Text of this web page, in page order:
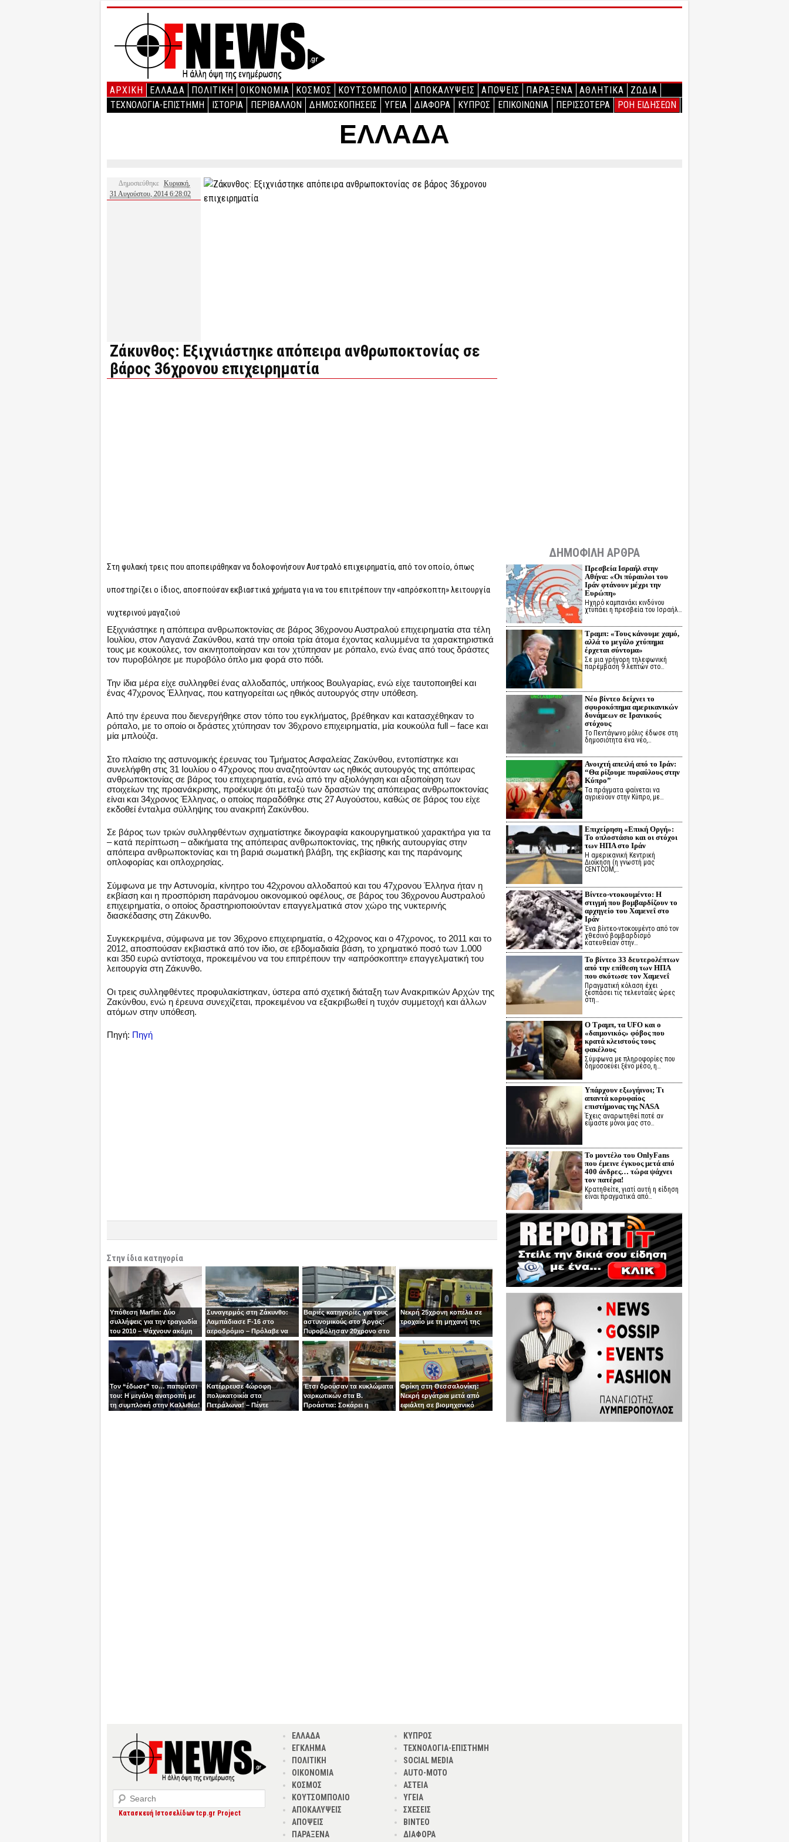
ΑΡΧΙΚΉ ΕΛΛΑΔΑ ΠΟΛΙΤΙΚΗ ΟΙΚΟΝΟΜΙΑ ΚΟΣΜΟΣ ΚΟΥΤΣΟΜΠΟΛΙΟ ΑΠΟΚΑΛΥΨΕΙΣ ΑΠΟΨΕΙΣ ΠΑΡΑΞΕΝΑ ΑΘΛΗΤΙΚΑ
ΖΩΔΙΑ
ΤΕΧΝΟΛΟΓΙΑ-ΕΠΙΣΤΗΜΗ
ΙΣΤΟΡΙΑ ΠΕΡΙΒΑΛΛΟΝ ΔΗΜΟΣΚΟΠΗΣΕΙΣ ΥΓΕΙΑ ΔΙΑΦΟΡΑ ΚΥΠΡΟΣ ΕΠΙΚΟΙΝΩΝΙΑ ΠΕΡΙΣΣΟΤΕΡΑ ΡΟΗ ΕΙΔΗΣΕΩΝ
ΕΛΛΑΔΑ
Δημοσιεύθηκε Κυριακή,
31 Αυγούστου, 2014 6:28:02
Ζάκυνθος: Εξιχνιάστηκε απόπειρα ανθρωποκτονίας σε
βάρος 36χρονου επιχειρηματία
Στη φυλακή τρεις που αποπειράθηκαν να δολοφονήσουν Αυστραλό επιχειρηματία, από τον οποίο, όπως
υποστηρίζει ο ίδιος, αποσπούσαν εκβιαστικά χρήματα για να του επιτρέπουν την «απρόσκοπτη» λειτουργία
νυχτερινού μαγαζιού
Εξιχνιάστηκε η απόπειρα ανθρωποκτονίας σε βάρος 36χρονου Αυστραλού επιχειρηματία στα τέλη
Ιουλίου, στον Λαγανά Ζακύνθου, κατά την οποία τρία άτομα έχοντας καλυμμένα τα χαρακτηριστικά
τους με κουκούλες, τον ακινητοποίησαν και τον χτύπησαν με ρόπαλο, ενώ ένας από τους δράστες
τον πυροβόλησε με πυροβόλο όπλο μια φορά στο πόδι.
Την ίδια μέρα είχε συλληφθεί ένας αλλοδαπός, υπήκοος Βουλγαρίας, ενώ είχε ταυτοποιηθεί και
ένας 47χρονος Έλληνας, που κατηγορείται ως ηθικός αυτουργός στην υπόθεση.
Από την έρευνα που διενεργήθηκε στον τόπο του εγκλήματος, βρέθηκαν και κατασχέθηκαν το
ρόπαλο, με το οποίο οι δράστες χτύπησαν τον 36χρονο επιχειρηματία, μία κουκούλα full – face και
μία μπλούζα.
Στο πλαίσιο της αστυνομικής έρευνας του Τμήματος Ασφαλείας Ζακύνθου, εντοπίστηκε και
συνελήφθη στις 31 Ιουλίου ο 47χρονος που αναζητούνταν ως ηθικός αυτουργός της απόπειρας
ανθρωποκτονίας σε βάρος του επιχειρηματία, ενώ από την αξιολόγηση και αξιοποίηση των
στοιχείων της προανάκρισης, προέκυψε ότι μεταξύ των δραστών της απόπειρας ανθρωποκτονίας
είναι και 34χρονος Έλληνας, ο οποίος παραδόθηκε στις 27 Αυγούστου, καθώς σε βάρος του είχε
εκδοθεί ένταλμα σύλληψης του ανακριτή Ζακύνθου.
Σε βάρος των τριών συλληφθέντων σχηματίστηκε δικογραφία κακουργηματικού χαρακτήρα για τα
– κατά περίπτωση – αδικήματα της απόπειρας ανθρωποκτονίας, της ηθικής αυτουργίας στην
απόπειρα ανθρωποκτονίας και τη βαριά σωματική βλάβη, της εκβίασης και της παράνομης
οπλοφορίας και οπλοχρησίας.
Σύμφωνα με την Αστυνομία, κίνητρο του 42χρονου αλλοδαπού και του 47χρονου Έλληνα ήταν η
εκβίαση και η προσπόριση παράνομου οικονομικού οφέλους, σε βάρος του 36χρονου Αυστραλού
επιχειρηματία, ο οποίος δραστηριοποιούνταν επαγγελματικά στον χώρο της νυκτερινής
διασκέδασης στη Ζάκυνθο.
Συγκεκριμένα, σύμφωνα με τον 36χρονο επιχειρηματία, ο 42χρονος και ο 47χρονος, το 2011 και το
2012, αποσπούσαν εκβιαστικά από τον ίδιο, σε εβδομαδιαία βάση, το χρηματικό ποσό των 1.000
και 350 ευρώ αντίστοιχα, προκειμένου να του επιτρέπουν την «απρόσκοπτη» επαγγελματική του
λειτουργία στη Ζάκυνθο.
Οι τρεις συλληφθέντες προφυλακίστηκαν, ύστερα από σχετική διάταξη των Ανακριτικών Αρχών της
Ζακύνθου, ενώ η έρευνα συνεχίζεται, προκειμένου να εξακριβωθεί η τυχόν συμμετοχή και άλλων
ατόμων στην υπόθεση.
Πηγή: Πηγή
Στην ίδια κατηγορία
Υπόθεση Marfin: Δύο
συλλήψεις για την τραγωδία
του 2010 – Ψάχνουν ακόμη
μία γυναίκα
Συναγερμός στη Ζάκυνθο:
Λαμπάδιασε F-16 στο
αεροδρόμιο – Πρόλαβε να
βγει την τελευταία στιγμή ο
χειριστής
Βαριές κατηγορίες για τους
αστυνομικούς στο Άργος:
Πυροβόλησαν 20χρονο στο
κεφάλι
Νεκρή 25χρονη κοπέλα σε
τροχαίο με τη μηχανή της
Τον “έδωσε” το… παπούτσι
του: Η μεγάλη ανατροπή με
τη συμπλοκή στην Καλλιθέα!
Κατέρρευσε 4ώροφη
πολυκατοικία στα
Πετράλωνα! – Πέντε
Έτσι δρούσαν τα κυκλώματα
ναρκωτικών στα Β.
Προάστια: Σοκάρει η
Φρίκη στη Θεσσαλονίκη:
Νεκρή εργάτρια μετά από
εφιάλτη σε βιομηχανικό
ΔΗΜΟΦΙΛΗ ΑΡΘΡΑ
Πρεσβεία Ισραήλ στην
Αθήνα: «Οι πύραυλοι του
Ιράν φτάνουν μέχρι την
Ευρώπη»
Ηχηρό καμπανάκι κινδύνου
χτυπάει η πρεσβεία του Ισραήλ…
Τραμπ: «Τους κάνουμε χαμό,
αλλά το μεγάλο χτύπημα
έρχεται σύντομα»
Σε μια γρήγορη τηλεφωνική
παρέμβαση 9 λεπτών στο…
Νέο βίντεο δείχνει το
σφυροκόπημα αμερικανικών
δυνάμεων σε Ιρανικούς
στόχους
Το Πεντάγωνο μόλις έδωσε στη
δημοσιότητα ένα νέο,…
Ανοιχτή απειλή από το Ιράν:
“Θα ρίξουμε πυραύλους στην
Κύπρο”
Τα πράγματα φαίνεται να
αγριεύουν στην Κύπρο, με…
Επιχείρηση «Επική Οργή»:
Το οπλοστάσιο και οι στόχοι
των ΗΠΑ στο Ιράν
Η αμερικανική Κεντρική
Διοίκηση (η γνωστή μας
CENTCOM,…
Βίντεο-ντοκουμέντο: Η
στιγμή που βομβαρδίζουν το
αρχηγείο του Χαμενεΐ στο
Ιράν
Ένα βίντεο-ντοκουμέντο από τον
χθεσινό βομβαρδισμό
κατευθείαν στην…
Το βίντεο 33 δευτερολέπτων
από την επίθεση των ΗΠΑ
που σκότωσε τον Χαμενεΐ
Πραγματική κόλαση έχει
ξεσπάσει τις τελευταίες ώρες
στη…
Ο Τραμπ, τα UFO και ο
«δαιμονικός» φόβος που
κρατά κλειστούς τους
φακέλους
Σύμφωνα με πληροφορίες που
δημοσοεύει ξένο μέσο, η…
Υπάρχουν εξωγήινοι; Τι
απαντά κορυφαίος
επιστήμονας της NASA
Έχεις αναρωτηθεί ποτέ αν
είμαστε μόνοι μας στο…
Το μοντέλο του OnlyFans
που έμεινε έγκυος μετά από
400 άνδρες… τώρα ψάχνει
τον πατέρα!
Κρατηθείτε, γιατί αυτή η είδηση
είναι πραγματικά από…
Search
Κατασκευή Ιστοσελίδων tcp.gr Project
ΕΛΛΑΔΑ
ΕΓΚΛΗΜΑ
ΠΟΛΙΤΙΚΗ
ΟΙΚΟΝΟΜΙΑ
ΚΟΣΜΟΣ
ΚΟΥΤΣΟΜΠΟΛΙΟ
ΑΠΟΚΑΛΥΨΕΙΣ
ΑΠΟΨΕΙΣ
ΠΑΡΑΞΕΝΑ
ΚΥΠΡΟΣ
ΤΕΧΝΟΛΟΓΙΑ-ΕΠΙΣΤΗΜΗ
SOCIAL MEDIA
AUTO-MOTO
ΑΣΤΕΙΑ
ΥΓΕΙΑ
ΣΧΕΣΕΙΣ
ΒΙΝΤΕΟ
ΔΙΑΦΟΡΑ